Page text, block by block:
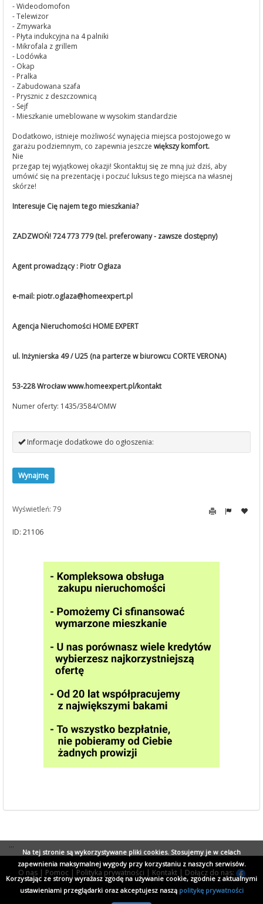
- Wideodomofon
- Telewizor
- Zmywarka
- Płyta indukcyjna na 4 palniki
- Mikrofala z grillem
- Lodówka
- Okap
- Pralka
- Zabudowana szafa
- Prysznic z deszczownicą
- Sejf
- Mieszkanie umeblowane w wysokim standardzie
Dodatkowo, istnieje możliwość wynajęcia miejsca postojowego w
garażu podziemnym, co zapewnia jeszcze większy komfort.
Nie
przegap tej wyjątkowej okazji! Skontaktuj się ze mną już dziś, aby
umówić się na prezentację i poczuć luksus tego miejsca na własnej
skórze!
Interesuje Cię najem tego mieszkania?
ZADZWOŃ! 724 773 779 (tel. preferowany - zawsze dostępny)
Agent prowadzący : Piotr Ogłaza
e-mail: piotr.oglaza@homeexpert.pl
Agencja Nieruchomości HOME EXPERT
ul. Inżynierska 49 / U25 (na parterze w biurowcu CORTE VERONA)
53-228 Wrocław www.homeexpert.pl/kontakt
Numer oferty: 1435/3584/OMW
Informacje dodatkowe do ogłoszenia:
Wynajmę
Wyświetleń: 79
ID: 21106
...
O nas| Pomoc | Polityka prywatności | Kontakt| Dołącz do nas:
Na tej stronie są wykorzystywane pliki cookies. Stosujemy je w celach
zapewnienia maksymalnej wygody przy korzystaniu z naszych serwisów.
Korzystając ze strony wyrażasz zgodę na używanie cookie, zgodnie z aktualnymi
ustawieniami przeglądarki oraz akceptujesz naszą politykę prywatności